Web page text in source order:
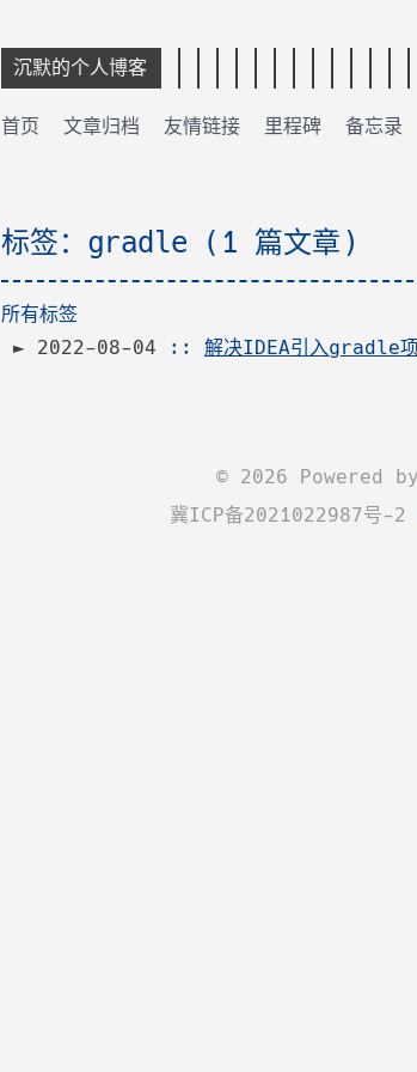
沉默的个人博客
首页 文章归档 友情链接 里程碑 备忘录
标签：gradle (1 篇文章)
所有标签
2022-08-04 :: 解决IDEA引入gradle
© 2026 Powered
冀ICP备2021022987号-2